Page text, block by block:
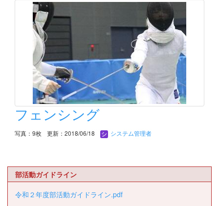
フェンシング
写真：9枚 更新：2018/06/18 システム管理者
部活動ガイドライン
令和２年度部活動ガイドライン.pdf